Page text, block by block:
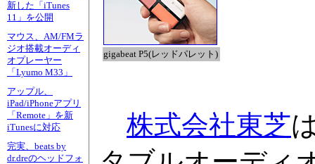
新した「iTunes
11」を公開
マウス、AM/FMラ
ジオ搭載オーディ
オプレーヤー
「Lyumo M33」
アップル、
iPad/iPhoneアプリ
「Remote」を新
iTunesに対応
完実、beats by
dr.dreのヘッドフォ
gigabeat P5(レッドパレット)
株式会社東芝